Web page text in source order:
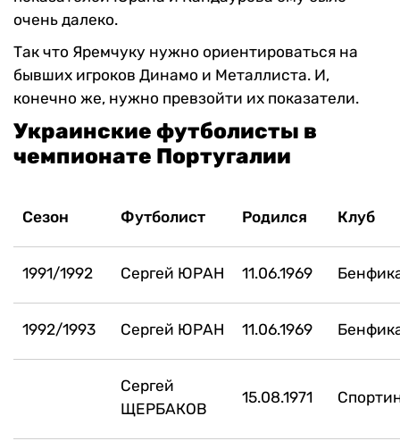
очень далеко.
Так что Яремчуку нужно ориентироваться на
бывших игроков Динамо и Металлиста. И,
конечно же, нужно превзойти их показатели.
Украинские футболисты в
чемпионате Португалии
Сезон Футболист Родился Клуб
1991/1992 Сергей ЮРАН 11.06.1969
1992/1993 Сергей ЮРАН 11.06.1969
Сергей
ЩЕРБАКОВ
15.08.1971